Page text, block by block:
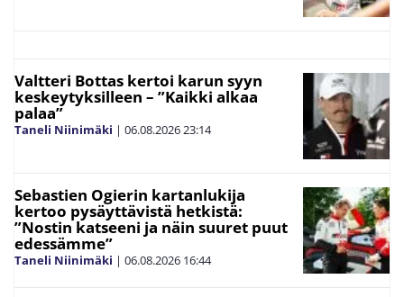
Valtteri Bottas kertoi karun syyn
keskeytyksilleen – ”Kaikki alkaa
palaa”
Taneli Niinimäki | 06.08.202623:14
Sebastien Ogierin kartanlukija
kertoo pysäyttävistä hetkistä:
”Nostin katseeni ja näin suuret puut
edessämme”
Taneli Niinimäki | 06.08.2026 16:44